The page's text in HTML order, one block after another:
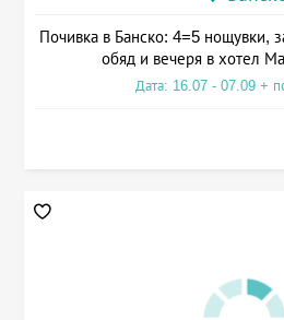
Почивка в Банско: 4=5 нощувки,
обяд и вечеря в хотел
Дата: 16.07 - 07.09 +